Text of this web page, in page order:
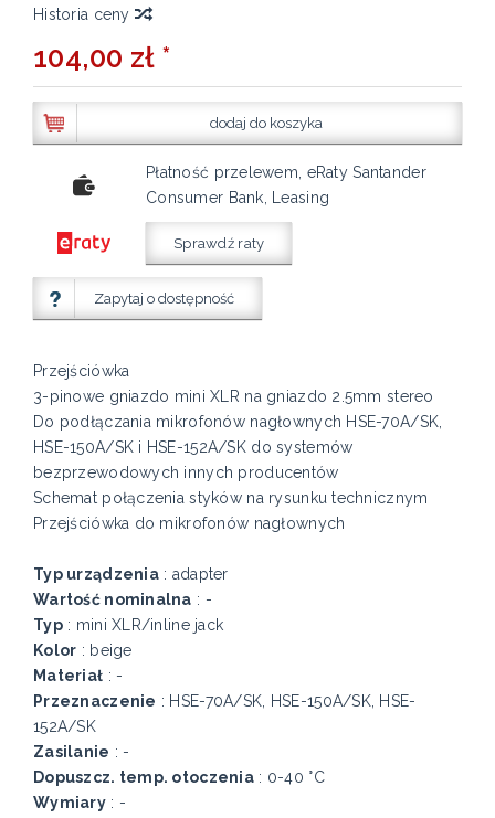
Historia ceny
104,00 zł *
dodaj do koszyka
Płatność przelewem, eRaty Santander
Consumer Bank, Leasing
Sprawdź raty
Zapytaj o dostępność
Przejściówka
3-pinowe gniazdo mini XLR na gniazdo 2.5mm stereo
Do podłączania mikrofonów nagłownych HSE-70A/SK,
HSE-150A/SK i HSE-152A/SK do systemów
bezprzewodowych innych producentów
Schemat połączenia styków na rysunku technicznym
Przejściówka do mikrofonów nagłownych
Typ urządzenia: adapter
Wartość nominalna : -
Typ: mini XLR/inline jack
Kolor : beige
Materiał : -
Przeznaczenie : HSE-70A/SK, HSE-150A/SK, HSE-
152A/SK
Zasilanie : -
Dopuszcz. temp. otoczenia : 0-40 °C
Wymiary: -